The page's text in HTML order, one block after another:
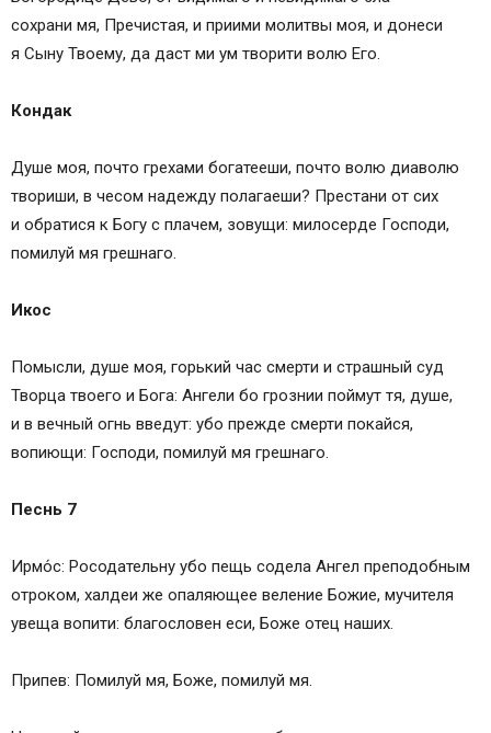
сохрани мя, Пречистая, и приими молитвы моя, и донеси
я Сыну Твоему, да даст ми ум творити волю Его.
Кондак
Душе моя, почто грехами богатееши, почто волю диаволю
твориши, в чесом надежду полагаеши? Престани от сих
и обратися к Богу с плачем, зовущи: милосерде Господи,
помилуй мя грешнаго.
Икос
Помысли, душе моя, горький час смерти и страшный суд
Творца твоего и Бога: Ангели бо грознии поймут тя, душе,
и в вечный огнь введут: убо прежде смерти покайся,
вопиющи: Господи, помилуй мя грешнаго.
Песнь 7
Ирмо́с: Росодательну убо пещь содела Ангел преподобным
отроком, халдеи же опаляющее веление Божие, мучителя
увеща вопити: благословен еси, Боже отец наших.
Припев: Помилуй мя, Боже, помилуй мя.